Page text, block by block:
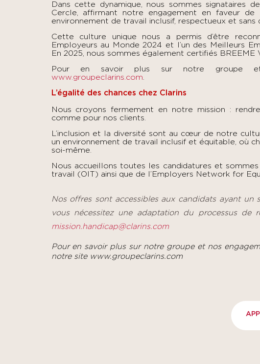
Dans cette dynamique, nous sommes signataires
Cercle, affirmant notre engagement en faveur
environnement de travail inclusif, respectueux et sans
Cette culture unique nous a permis d’être
Employeurs au Monde 2024 et l’un des Meilleurs
En 2025, nous sommes également certifiés BREEME
Pour en savoir plus sur notre groupe et
www.groupeclarins.com
L’égalité des chances chez Clarins
Nous croyons fermement en notre mission :
comme pour nos clients.
L’inclusion et la diversité sont au cœur de notre
un environnement de travail inclusif et équitable, où
soi-même.
Nous accueillons toutes les candidatures et
travail (OIT) ainsi que de l’Employers Network for
Nos offres sont accessibles aux candidats ayant un
vous nécessitez une adaptation du processus de
mission.handicap@clarins.com
Pour en savoir plus sur notre groupe et nos
notre site www.groupeclarins.com